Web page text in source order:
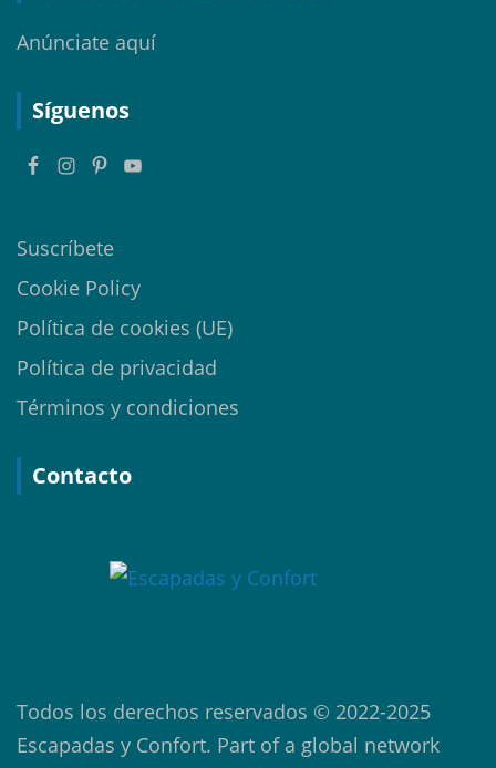
Anúnciate aquí
Síguenos
Suscríbete
Cookie Policy
Política de cookies (UE)
Política de privacidad
Términos y condiciones
Contacto
Todos los derechos reservados © 2022-2025
Escapadas y Confort. Part of a global network